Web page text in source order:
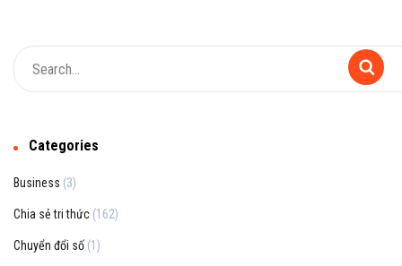
Categories
Business (3)
Chia sẻ tri thức (162)
Chuyển đổi số (1)